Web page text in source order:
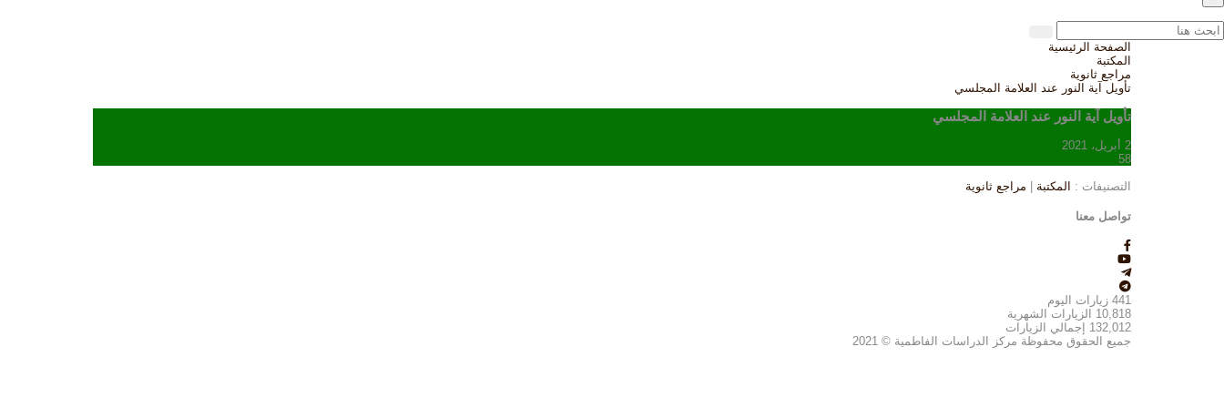
الصفحة الرئيسية
المكتبة
مراجع ثانوية
تأويل آية النور عند العلامة المجلسي
تأويل آية النور عند العلامة المجلسي
2 أبريل، 2021
58
التصنيفات : المكتبة مراجع ثانوية
تواصل معنا
441 زيارات اليوم
10,818
الزيارات الشهرية
132,012
إجمالي الزيارات
جميع الحقوق محفوظة مركز الدراسات الفاطمية © 2021